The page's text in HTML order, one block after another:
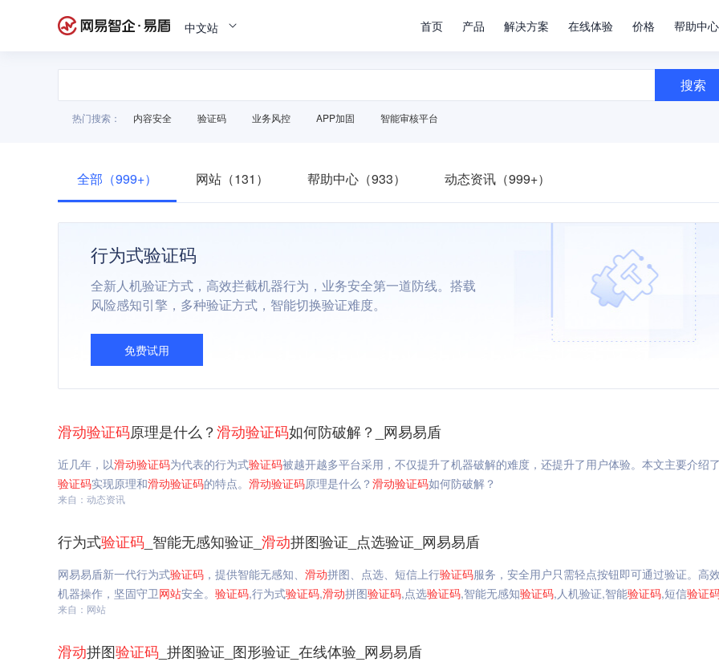
中文站 首页 产品 解决方案 在线体验 价格 帮助中心
搜索
热门搜索： 内容安全 验证码 业务风控 APP加固 智能审核平台
全部（999+） 网站（131） 帮助中心（933） 动态资讯（999+）
行为式验证码
全新人机验证方式，高效拦截机器行为，业务安全第一道防线。搭载
风险感知引擎，多种验证方式，智能切换验证难度。
免费试用
滑动验证码原理是什么？滑动验证码如何防破解？_网易易盾
近几年，以滑动验证码为代表的行为式验证码被越开越多平台采用，不仅提升了机器破解的难度，还提升了用户体验。本文主要介绍了
验证码实现原理和滑动验证码的特点。 滑动验证码原理是什么？ 滑动验证码如何防破解？
来自：动态资讯
行为式验证码 _智能无感知验证_ 滑动拼图验证_点选验证_网易易盾
网易易盾新一代行为式验证码 ，提供智能无感知、 滑动拼图、点选、短信上行验证码服务，安全用户只需轻点按钮即可通过验证。高
机器操作，坚固守卫网站安全。 验证码,行为式验证码,滑动拼图验证码,点选验证码,智能无感知验证码,人机验证,智能验证码,短信验证
来自：网站
滑动拼图验证码 _拼图验证_图形验证_在线体验_网易易盾